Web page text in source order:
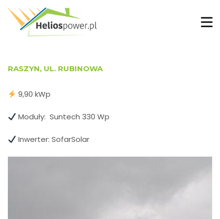
RASZYN, UL. RUBINOWA
9,90 kWp
Moduły: Suntech 330 Wp
Inwerter: SofarSolar